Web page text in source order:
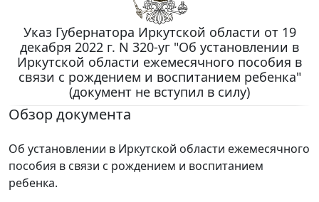
Указ Губернатора Иркутской области от 19
декабря 2022 г. N 320-уг "Об установлении в
Иркутской области ежемесячного пособия в
связи с рождением и воспитанием ребенка"
(документ не вступил в силу)
Обзор документа
Об установлении в Иркутской области ежемесячного
пособия в связи с рождением и воспитанием
ребенка.